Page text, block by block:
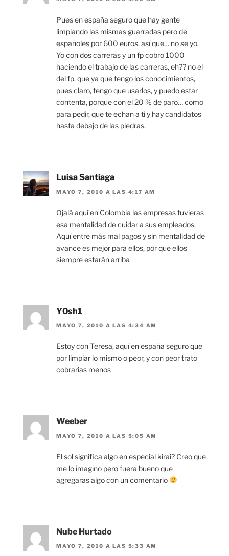
Pues en españa seguro que hay gente
limpiando las mismas guarradas pero de
españoles por 600 euros, así que… no se yo.
Yo con dos carreras y un fp cobro 1000
haciendo el trabajo de las carreras, eh?? no el
del fp, que ya que tengo los conocimientos,
pues claro, tengo que usarlos, y puedo estar
contenta, porque con el 20 % de paro… como
para pedir, que te echan a ti y hay candidatos
hasta debajo de las piedras.
Luisa Santiaga
MAYO 7, 2010 A LAS 4:17 AM
Ojalá aquí en Colombia las empresas tuvieras
esa mentalidad de cuidar a sus empleados.
Aquí entre más mal pagos y sin mentalidad de
avance es mejor para ellos, por que ellos
siempre estarán arriba
Y0sh1
MAYO 7, 2010 A LAS 4:34 AM
Estoy con Teresa, aquí en españa seguro que
por limpiar lo mismo o peor, y con peor trato
cobrarias menos
Weeber
MAYO 7, 2010 A LAS 5:05 AM
El sol significa algo en especial kirai? Creo que
me lo imagino pero fuera bueno que
agregaras algo con un comentario
Nube Hurtado
MAYO 7, 2010 A LAS 5:33 AM